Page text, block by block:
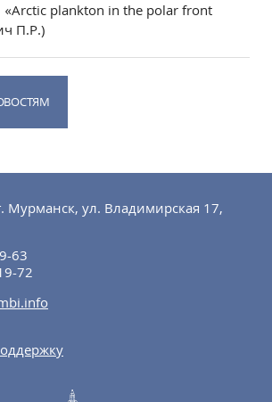
plankton in the polar front
П.Р.)
Мурманск, ул. Владимирская 17,
63
72